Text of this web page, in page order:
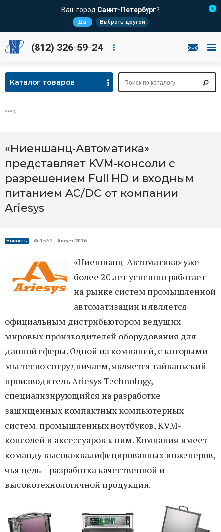
Ваш город Санкт-Петербург?
Да Выбрать другой
(812) 326-59-24
Каталог товаров
«Ниеншанц-Автоматика»
представляет KVM-консоли с
разрешением Full HD и входным
питанием AC/DC от компании
Ariesys
Новость 1562 Август’2016
«Ниеншанц-Автоматика» уже
более 20 лет успешно работает
на рынке систем промышленной
автоматизации и является
официальным дистрибьютором ведущих
мировых производителей оборудования для
данной сферы. Одной из компаний, с которыми
мы тесно сотрудничаем, является тайваньский
производитель Ariesys Technology,
специализирующийся на разработке
защищенных компактных компьютерных
систем, промышленных ноутбуков, KVM-
консолей и аксессуаров к ним. Компания имеет
команду высококвалифицированных инженеров,
чья цель – разработка качественной и
высокотехнологичной продукции.